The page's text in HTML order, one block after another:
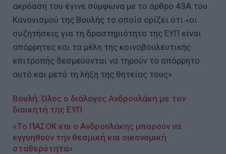
ακρόαση του έγινε σύμφωνα με το άρθρο 43Α του
Κανονισμού της Βουλής το οποίο ορίζει ότι «οι
συζητήσεις για τη δραστηριότητα της ΕΥΠ είναι
απόρρητες και τα μέλη της κοινοβουλευτικής
επιτροπής δεσμεύονται να τηρούν το απόρρητο
αυτό και μετά τη λήξη της θητείας τους».
Βουλή: Όλος ο διάλογος Ανδρουλάκη με τον
διοικητή της ΕΥΠ
«Το ΠΑΣΟΚ και ο Ανδρουλάκης μπορούν να
εγγυηθούν την θεσμική και οικονομική
σταθερότητα»